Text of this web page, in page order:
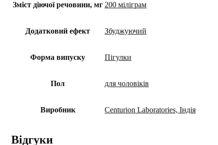
Зміст діючої речовини, мг 200 міліграм
Додатковий ефект Збуджуючий
Форма випуску Пігулки
Пол для чоловіків
Виробник Centurion Laboratories, Індія
Відгуки